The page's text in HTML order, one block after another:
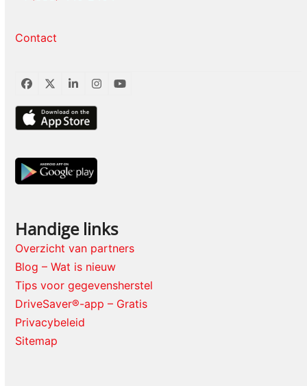
Contact
Facebook
TwitterLinkedInInstagram
YouTube
Handige links
Overzicht van partners
Blog – Wat is nieuw
Tips voor gegevensherstel
DriveSaver®-app – Gratis
Privacybeleid
Sitemap